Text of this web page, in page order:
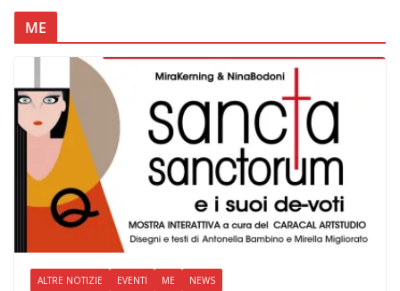
ME
ALTRE NOTIZIE EVENTI ME NEWS